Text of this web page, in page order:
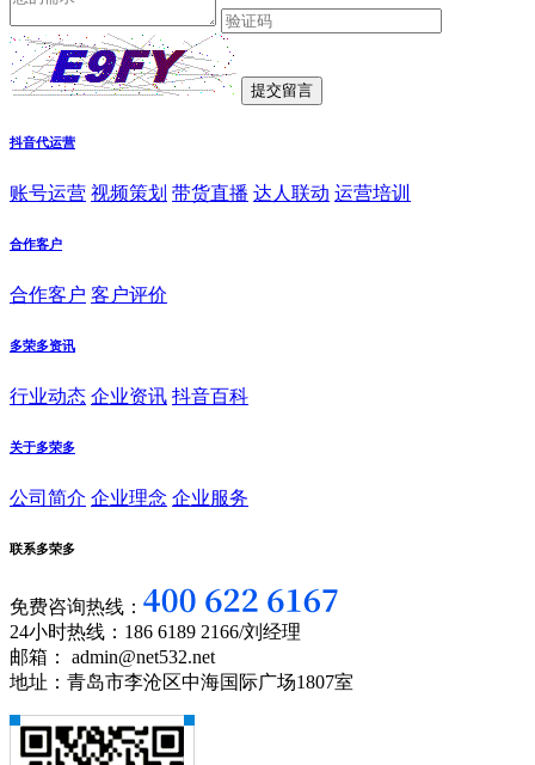
抖音代运营
账号运营 视频策划 带货直播 达人联动 运营培训
合作客户
合作客户 客户评价
多荣多资讯
行业动态 企业资讯 抖音百科
关于多荣多
公司简介 企业理念 企业服务
联系多荣多
免费咨询热线：
24小时热线：186 6189 2166/刘经理
邮箱： admin@net532.net
地址：青岛市李沧区中海国际广场1807室